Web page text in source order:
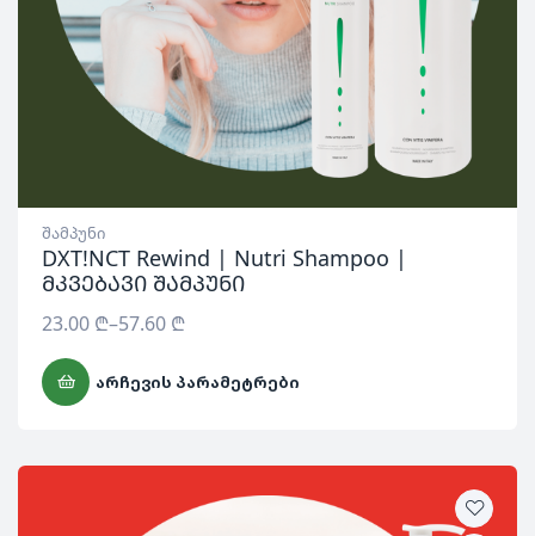
შამპუნი
DXT!NCT Rewind | Nutri Shampoo |
მკვებავი შამპუნი
23.00 ₾–57.60 ₾
ᲐᲠᲩᲔᲕᲘᲡ ᲞᲐᲠᲐᲛᲔᲢᲠᲔᲑᲘ